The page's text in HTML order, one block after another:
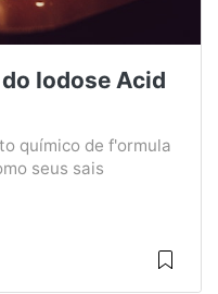
Iodose Acid
químico de f'ormula
seus sais